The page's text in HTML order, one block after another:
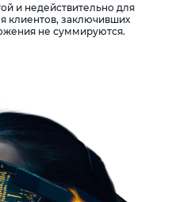
и недействительно для
клиентов, заключивших
не суммируются.